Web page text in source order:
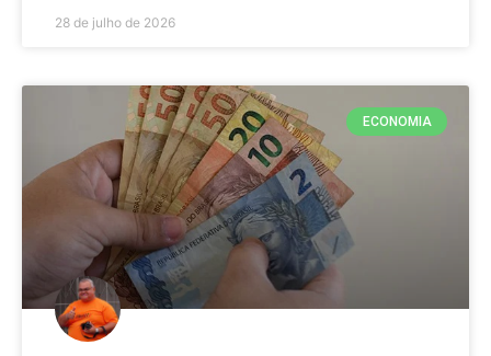
28 de julho de 2026
ECONOMIA